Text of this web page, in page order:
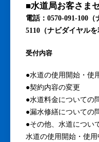
■水道局お客さま
電話：0570-091-100
5110（ナビダイヤルを
受付内容
●水道の使用開始・使
●契約内容の変更
●水道料金についての
●漏水修繕についての
●その他、水道につい
水道の使用開始・使